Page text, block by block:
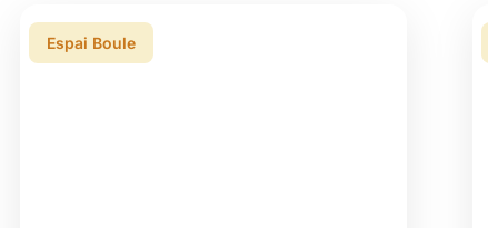
Espai Boule